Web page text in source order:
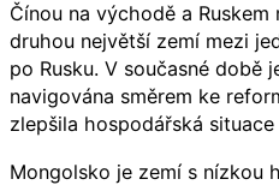
Čínou na východě a
druhou největší zemí mezi
po Rusku. V současné době
navigována směrem ke
zlepšila hospodářská situace
Mongolsko je zemí s nízkou